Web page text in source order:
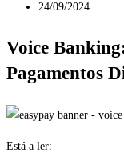
24/09/2024
Voice
Pagamentos
Está a ler: